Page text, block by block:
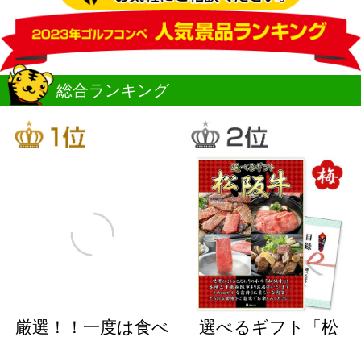
総合ランキング
厳選！！一度は食べ
選べるギフト「松